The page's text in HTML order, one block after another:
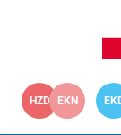
HZD EKN